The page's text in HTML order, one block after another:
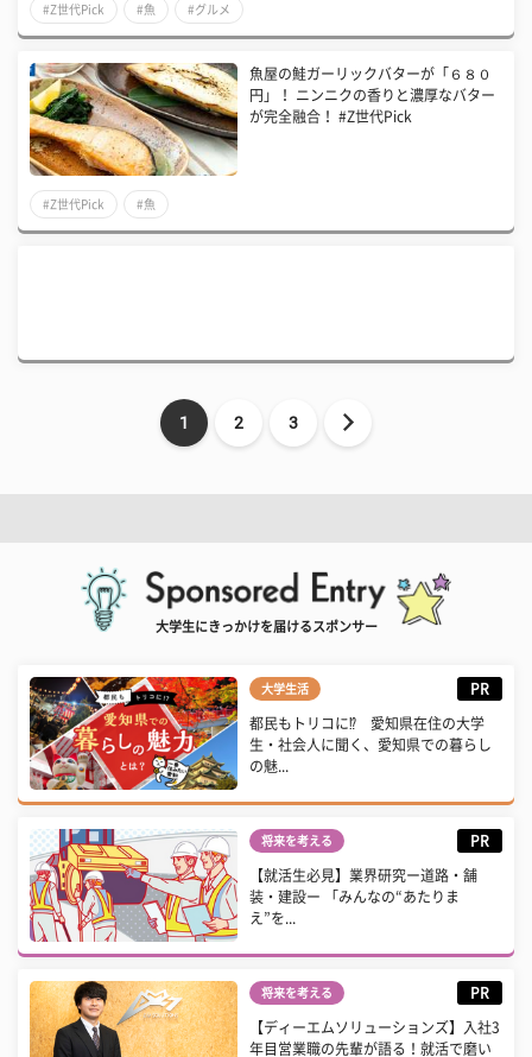
#Z世代Pick #魚 #グルメ
魚屋の鮭ガーリックバターが「６８０
円」！ ニンニクの香りと濃厚なバター
が完全融合！ #Z世代Pick
#Z世代Pick #魚
1 2 3
大学生にきっかけを届けるスポンサー
大学生活 PR
都民もトリコに⁉ 愛知県在住の大学
生・社会人に聞く、愛知県での暮らし
の魅...
将来を考える PR
【就活生必見】業界研究ー道路・舗
装・建設ー 「みんなの“あたりま
え”を...
将来を考える PR
【ディーエムソリューションズ】入社3
年目営業職の先輩が語る！就活で磨い